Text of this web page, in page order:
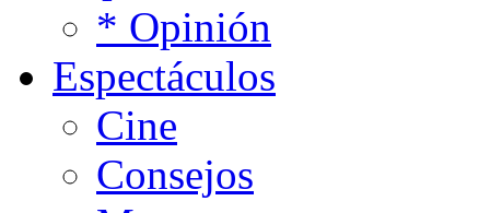
* Opinión
Espectáculos
Cine
Consejos